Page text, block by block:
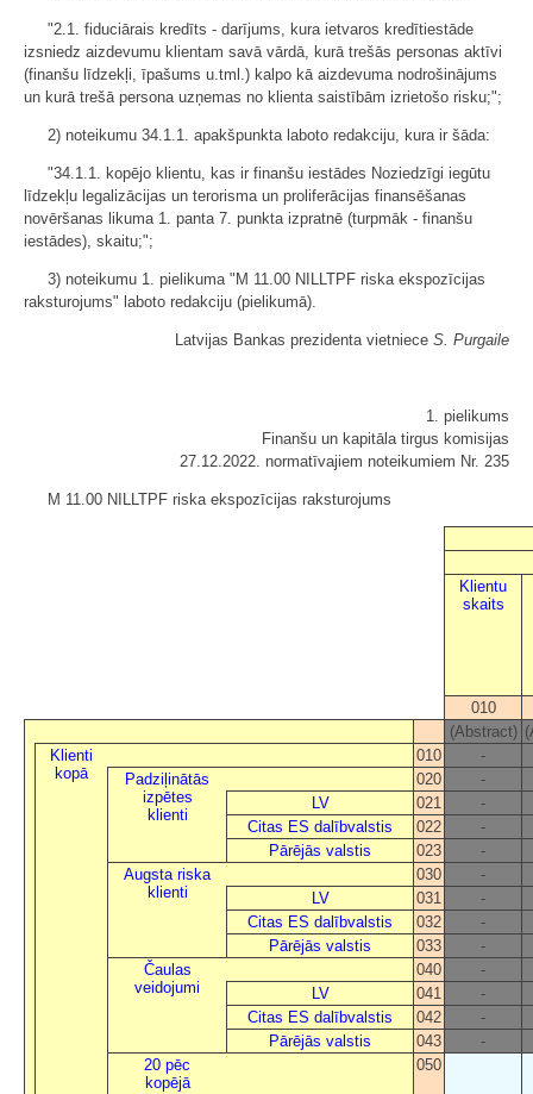
"2.1. fiduciārais kredīts - darījums, kura ietvaros kredītiestāde
izsniedz aizdevumu klientam savā vārdā, kurā trešās personas aktīvi
(finanšu līdzekļi, īpašums u.tml.) kalpo kā aizdevuma nodrošinājums
un kurā trešā persona uzņemas no klienta saistībām izrietošo risku;";
2) noteikumu 34.1.1. apakšpunkta laboto redakciju, kura ir šāda:
"34.1.1. kopējo klientu, kas ir finanšu iestādes Noziedzīgi iegūtu
līdzekļu legalizācijas un terorisma un proliferācijas finansēšanas
novēršanas likuma 1. panta 7. punkta izpratnē (turpmāk - finanšu
iestādes), skaitu;";
3) noteikumu 1. pielikuma "M 11.00 NILLTPF riska ekspozīcijas
raksturojums" laboto redakciju (pielikumā).
Latvijas Bankas prezidenta vietniece S. Purgaile
1. pielikums
Finanšu un kapitāla tirgus komisijas
27.12.2022. normatīvajiem noteikumiem Nr. 235
M 11.00 NILLTPF riska ekspozīcijas raksturojums
Klientu
skaits
010
(Abstract)
Klienti
kopā
010
-
Padziļinātās
izpētes
klienti
020
-
LV
021
-
Citas ES dalībvalstis
022
-
Pārējās valstis
023
-
Augsta riska
klienti
030
-
LV
031
-
Citas ES dalībvalstis
032
-
Pārējās valstis
033
-
Čaulas
veidojumi
040
-
LV
041
-
Citas ES dalībvalstis
042
-
Pārējās valstis
043
-
20 pēc
kopējā
050